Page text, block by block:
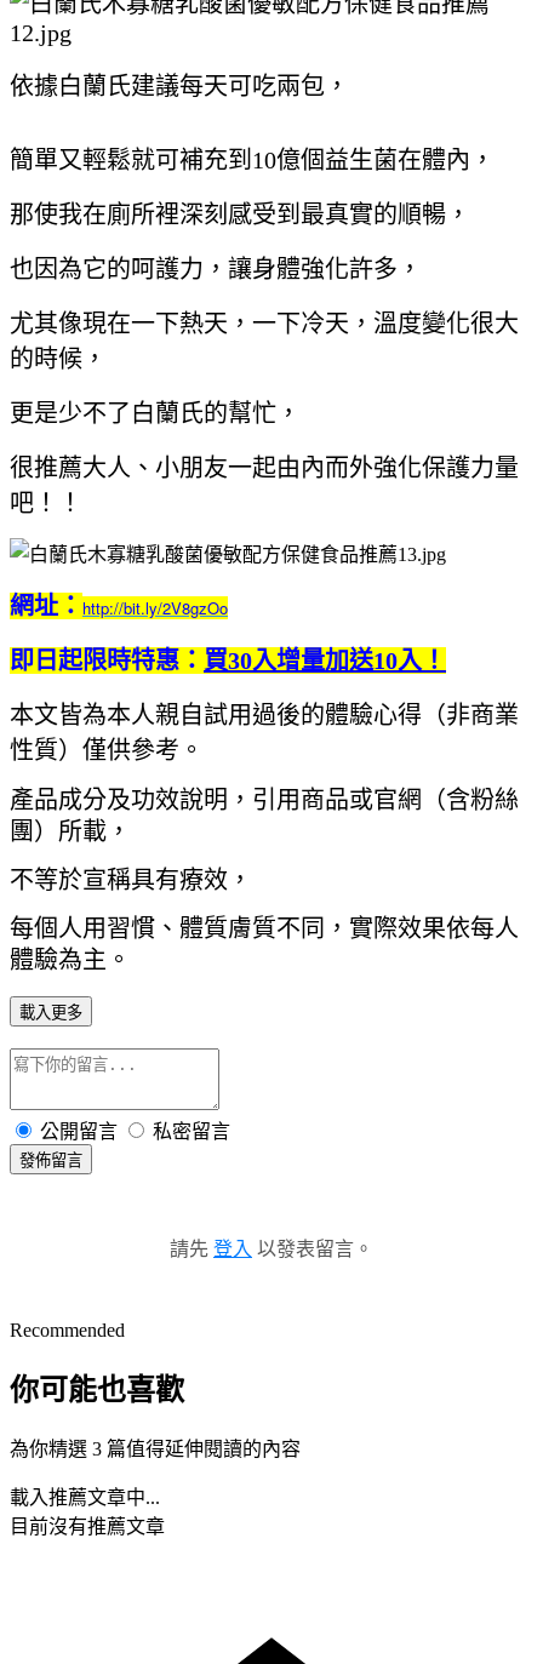
依據白蘭氏建議每天可吃兩包，
簡單又輕鬆就可補充到10億個益生菌在體內，
那使我在廁所裡深刻感受到最真實的順暢，
也因為它的呵護力，讓身體強化許多，
尤其像現在一下熱天，一下冷天，溫度變化很大
的時候，
更是少不了白蘭氏的幫忙，
很推薦大人、小朋友一起由內而外強化保護力量
吧！！
網址： http://bit.ly/2V8gzOo
即日起限時特惠： 買30入增量加送10入！
本文皆為本人親自試用過後的體驗心得（非商業
性質）僅供參考。
產品成分及功效說明，引用商品或官網（含粉絲
團）所載，
不等於宣稱具有療效，
每個人用習慣、體質膚質不同，實際效果依每人
體驗為主。
載入更多
公開留言 私密留言
發佈留言
請先 登入 以發表留言。
Recommended
你可能也喜歡
為你精選 3 篇值得延伸閱讀的內容
載入推薦文章中...
目前沒有推薦文章